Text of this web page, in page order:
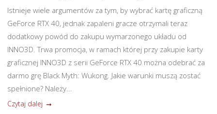
Istnieje wiele argumentów za tym, by wybrać kartę graficzną
GeForce RTX 40, jednak zapaleni gracze otrzymali teraz
dodatkowy powód do zakupu wymarzonego układu od
INNO3D. Trwa promocja, w ramach której przy zakupie karty
graficznej INNO3D z serii GeForce RTX 40 można odebrać za
darmo grę Black Myth: Wukong. Jakie warunki muszą zostać
spełnione? Należy...
Czytaj dalej